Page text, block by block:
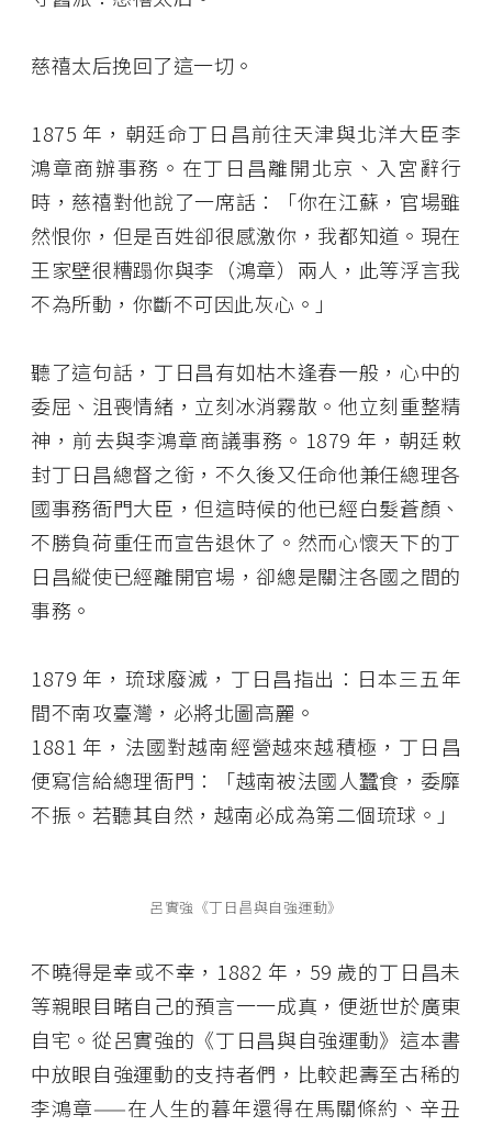
慈禧太后挽回了這一切。
1875 年，朝廷命丁日昌前往天津與北洋大臣李
鴻章商辦事務。在丁日昌離開北京、入宮辭行
時，慈禧對他說了一席話：「你在江蘇，官場雖
然恨你，但是百姓卻很感激你，我都知道。現在
王家壁很糟蹋你與李（鴻章）兩人，此等浮言我
不為所動，你斷不可因此灰心。」
聽了這句話，丁日昌有如枯木逢春一般，心中的
委屈、沮喪情緒，立刻冰消霧散。他立刻重整精
神，前去與李鴻章商議事務。1879 年，朝廷敕
封丁日昌總督之銜，不久後又任命他兼任總理各
國事務衙門大臣，但這時候的他已經白髮蒼顏、
不勝負荷重任而宣告退休了。然而心懷天下的丁
日昌縱使已經離開官場，卻總是關注各國之間的
事務。
1879 年，琉球廢滅，丁日昌指出：日本三五年
間不南攻臺灣，必將北圖高麗。
1881 年，法國對越南經營越來越積極，丁日昌
便寫信給總理衙門：「越南被法國人蠶食，委靡
不振。若聽其自然，越南必成為第二個琉球。」
呂實強《丁日昌與自強運動》
不曉得是幸或不幸，1882 年，59 歲的丁日昌未
等親眼目睹自己的預言一一成真，便逝世於廣東
自宅。從呂實強的《丁日昌與自強運動》這本書
中放眼自強運動的支持者們，比較起壽至古稀的
李鴻章——在人生的暮年還得在馬關條約、辛丑